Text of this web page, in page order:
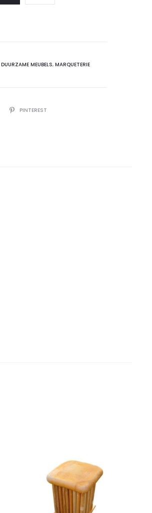
DUURZAME MEUBELS, MARQUETERIE
PINTEREST